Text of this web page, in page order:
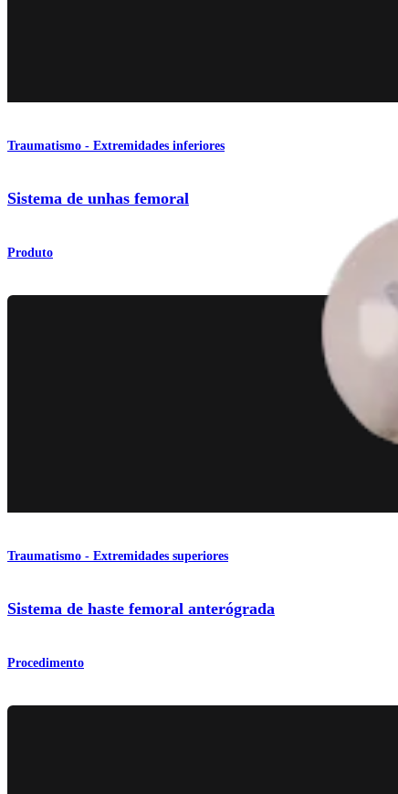
Traumatismo - Extremidades inferiores
Sistema de unhas femoral
Produto
Traumatismo - Extremidades superiores
Sistema de haste femoral anterógrada
Procedimento